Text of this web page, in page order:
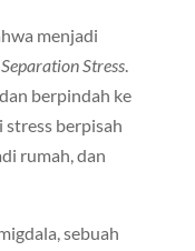
menjadi
Separation Stress.
berpindah ke
stress berpisah
rumah, dan
sebuah